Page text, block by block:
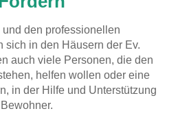
den professionellen
sich in den Häusern der Ev.
auch viele Personen, die den
helfen wollen oder eine
in der Hilfe und Unterstützung